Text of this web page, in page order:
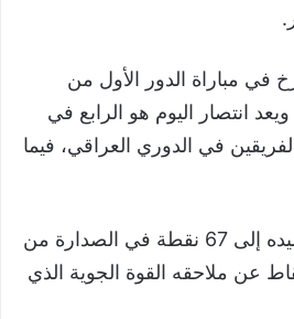
في مباراة الدور الأول من
الجاري (4-1)، ويعد انتصار اليوم هو الرابع في
الفريقين في الدوري العراقي، فيما
ورفع فريق القيثارة رصيده إلى 67 نقطة في الصدارة من
وبفارق 4 نقاط عن ملاحقه القوة الجوية الذي